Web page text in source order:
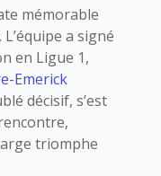
mémorable
a signé
en Ligue 1,
Emerick
décisif, s’est
triomphe